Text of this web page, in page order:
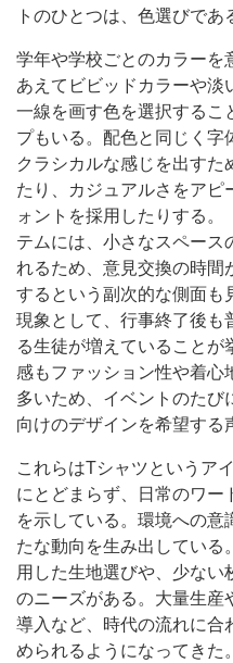
トのひとつは、色選びであ
学年や学校ごとのカラーを
あえてビビッドカラーや淡
一線を画す色を選択するこ
プもいる。配色と同じく字
クラシカルな感じを出すた
たり、カジュアルさをアピ
ォントを採用したりする。
テムには、小さなスペース
れるため、意見交換の時間
するという副次的な側面も
現象として、行事終了後も
る生徒が増えていること
感もファッション性や着心
多いため、イベントのたび
向けのデザインを希望する
これらはTシャツというア
にとどまらず、日常のワー
を示している。環境への
たな動向を生み出している
用した生地選びや、少な
のニーズがある。大量生産
導入など、時代の流れに合
められるようになってきた